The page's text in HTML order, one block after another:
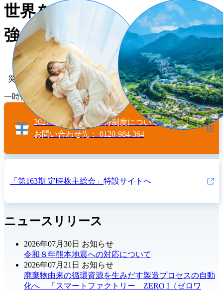
世界を、
強くやさしい街に。
災害に強い暮らしを支える
一時停止
2027年3月期株主優待制度について
お問い合わせ先：
0120-984-364
「第163期 定時株主総会」 特設サイトへ
ニュースリリース
2026年07月30日 お知らせ
令和８年熊本地震への対応について
2026年07月21日 お知らせ
廃棄物由来の循環資源を生みだす製造プロセスの自動
化へ 「スマートファクトリー ZERO I（ゼロワ